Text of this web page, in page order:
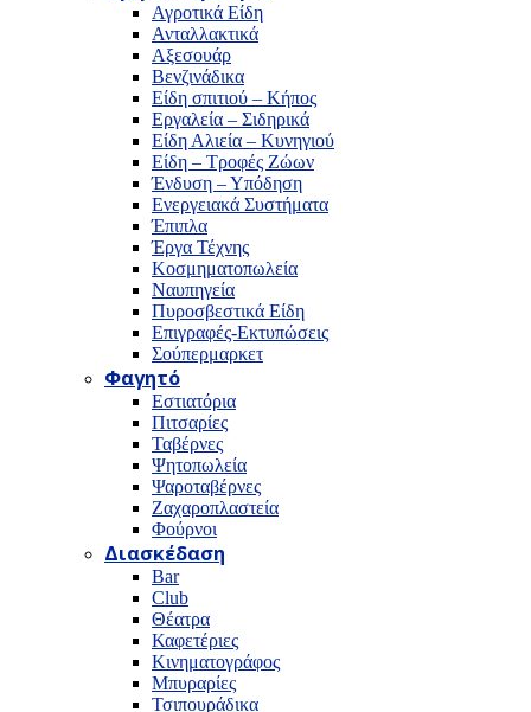
Αγροτικά Είδη
Ανταλλακτικά
Αξεσουάρ
Βενζινάδικα
Είδη σπιτιού – Κήπος
Εργαλεία – Σιδηρικά
Είδη Αλιεία – Κυνηγιού
Είδη – Τροφές Ζώων
Ένδυση – Υπόδηση
Ενεργειακά Συστήματα
Έπιπλα
Έργα Τέχνης
Κοσμηματοπωλεία
Ναυπηγεία
Πυροσβεστικά Είδη
Επιγραφές-Εκτυπώσεις
Σούπερμαρκετ
Φαγητό
Εστιατόρια
Πιτσαρίες
Ταβέρνες
Ψητοπωλεία
Ψαροταβέρνες
Ζαχαροπλαστεία
Φούρνοι
Διασκέδαση
Bar
Club
Θέατρα
Καφετέριες
Κινηματογράφος
Μπυραρίες
Τσιπουράδικα